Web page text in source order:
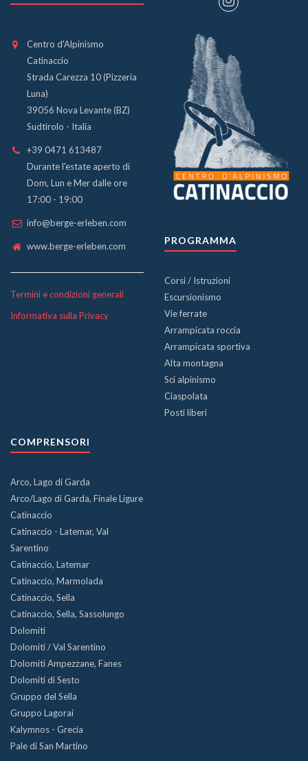
Centro d'Alpinismo
Catinaccio
Strada Carezza 10 (Pizzeria
Luna)
39056 Nova Levante (BZ)
Sudtirolo - Italia
+39 0471 613487
Durante l'estate aperto di
Dom, Lun e Mer dalle ore
17:00 - 19:00
info@berge-erleben.com
www.berge-erleben.com
Termini e condizioni generali
Informativa sulla Privacy
PROGRAMMA
Corsi / Istruzioni
Escursionismo
Vie ferrate
Arrampicata roccia
Arrampicata sportiva
Alta montagna
Sci alpinismo
Ciaspolata
Posti liberi
COMPRENSORI
Arco, Lago di Garda
Arco/Lago di Garda, Finale Ligure
Catinaccio
Catinaccio - Latemar, Val
Sarentino
Catinaccio, Latemar
Catinaccio, Marmolada
Catinaccio, Sella
Catinaccio, Sella, Sassolungo
Dolomiti
Dolomiti / Val Sarentino
Dolomiti Ampezzane, Fanes
Dolomiti di Sesto
Gruppo del Sella
Gruppo Lagorai
Kalymnos - Grecia
Pale di San Martino